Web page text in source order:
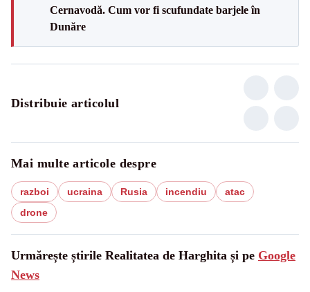
Cernavodă. Cum vor fi scufundate barjele în
Dunăre
Distribuie articolul
Mai multe articole despre
razboi ucraina Rusia incendiu
atac
drone
Urmărește știrile Realitatea de Harghita și pe Google
News